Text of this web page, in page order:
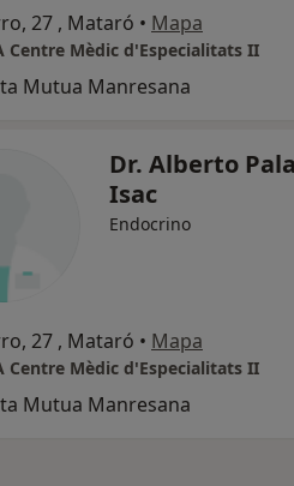
27 , Mataró • Mapa
Centre Mèdic d'Especialitats II
Mutua Manresana
Dr. Alberto
Isac
Endocrino
27 , Mataró • Mapa
Centre Mèdic d'Especialitats II
Mutua Manresana